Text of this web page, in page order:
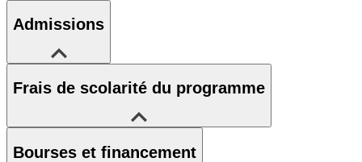
Admissions
Frais de scolarité du programme
Bourses et financement